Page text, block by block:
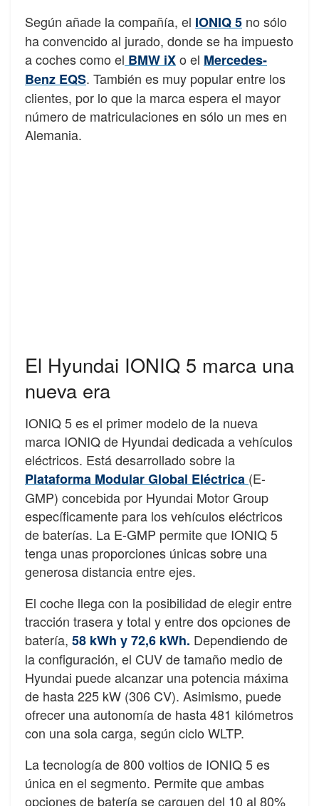
Según añade la compañía, el IONIQ 5 no sólo
ha convencido al jurado, donde se ha impuesto
a coches como el BMW iXo el Mercedes-
Benz EQS. También es muy popular entre los
clientes, por lo que la marca espera el mayor
número de matriculaciones en sólo un mes en
Alemania.
El Hyundai IONIQ 5 marca una
nueva era
IONIQ 5 es el primer modelo de la nueva
marca IONIQ de Hyundai dedicada a vehículos
eléctricos. Está desarrollado sobre la
Plataforma Modular Global Eléctrica (E-
GMP) concebida por Hyundai Motor Group
específicamente para los vehículos eléctricos
de baterías. La E-GMP permite que IONIQ 5
tenga unas proporciones únicas sobre una
generosa distancia entre ejes.
El coche llega con la posibilidad de elegir entre
tracción trasera y total y entre dos opciones de
batería, 58 kWh y 72,6 kWh. Dependiendo de
la configuración, el CUV de tamaño medio de
Hyundai puede alcanzar una potencia máxima
de hasta 225 kW (306 CV). Asimismo, puede
ofrecer una autonomía de hasta 481 kilómetros
con una sola carga, según ciclo WLTP.
La tecnología de 800 voltios de IONIQ 5 es
única en el segmento. Permite que ambas
opciones de batería se carguen del 10 al 80%